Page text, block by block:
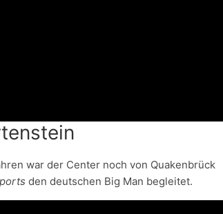
war der Center noch von Quakenbrück
den deutschen Big Man begleitet.